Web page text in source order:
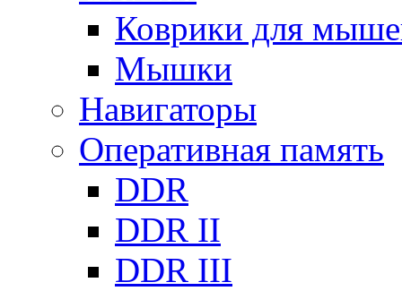
Коврики для
Мышки
Навигаторы
Оперативная память
DDR
DDR II
DDR III